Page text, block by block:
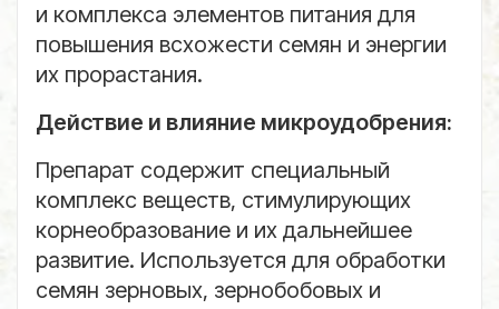
и комплекса элементов питания для
повышения всхожести семян и энергии
их прорастания.
Действие и влияние микроудобрения:
Препарат содержит специальный
комплекс веществ, стимулирующих
корнеобразование и их дальнейшее
развитие. Используется для обработки
семян зерновых, зернобобовых и